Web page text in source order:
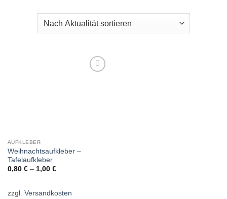
AUFKLEBER
Weihnachtsaufkleber –
Tafelaufkleber
0,80 €– 1,00 €
zzgl. Versandkosten